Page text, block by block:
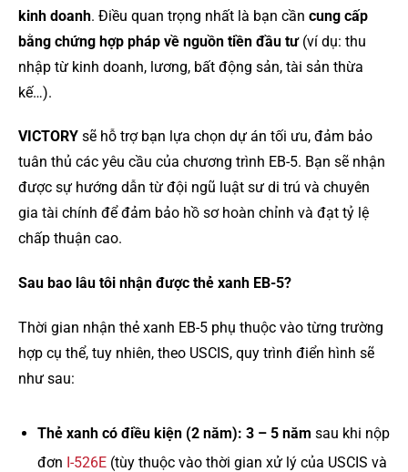
kinh doanh. Điều quan trọng nhất là bạn cần cung cấp
bằng chứng hợp pháp về nguồn tiền đầu tư(ví dụ: thu
nhập từ kinh doanh, lương, bất động sản, tài sản thừa
kế…).
VICTORY sẽ hỗ trợ bạn lựa chọn dự án tối ưu, đảm bảo
tuân thủ các yêu cầu của chương trình EB-5. Bạn sẽ nhận
được sự hướng dẫn từ đội ngũ luật sư di trú và chuyên
gia tài chính để đảm bảo hồ sơ hoàn chỉnh và đạt tỷ lệ
chấp thuận cao.
Sau bao lâu tôi nhận được thẻ xanh EB-5?
Thời gian nhận thẻ xanh EB-5 phụ thuộc vào từng trường
hợp cụ thể, tuy nhiên, theo USCIS, quy trình điển hình sẽ
như sau:
Thẻ xanh có điều kiện (2 năm): 3 – 5 năm sau khi nộp
đơn I-526E(tùy thuộc vào thời gian xử lý của USCIS và